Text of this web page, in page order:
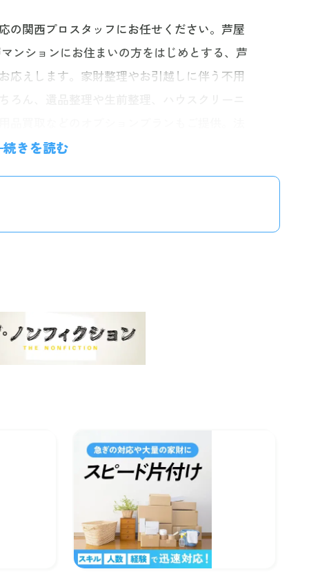
の関西プロスタッフにお任せください。芦屋
ンションにお住まいの方をはじめとする、芦
応えします。家財整理やお引越しに伴う不用
験豊富なスタッフが迅速丁寧に対応します
続きを読む